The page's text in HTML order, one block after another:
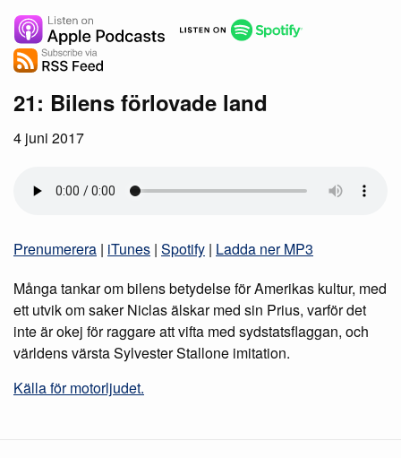
21: Bilens förlovade land
4 juni 2017
Prenumerera | iTunes | Spotify | Ladda ner MP3
Många tankar om bilens betydelse för Amerikas kultur, med
ett utvik om saker Niclas älskar med sin Prius, varför det
inte är okej för raggare att vifta med sydstatsflaggan, och
världens värsta Sylvester Stallone imitation.
Källa för motorljudet.